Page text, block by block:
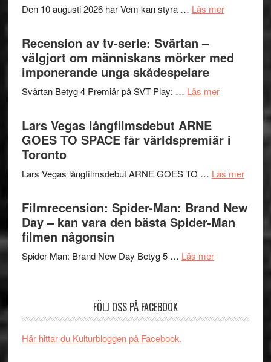
Edge
och
en
i
Den 10 augusti 2026 har Vem kan styra … Läs merom
valet
synas
kan
Recension av tv-serie: Svärtan –
välgjort om människans mörker med
imponerande unga skådespelare
Svärtan Betyg 4 Premiär på SVT Play: … Läs merom
tv-
serie:
–
om
människans
Lars Vegas långfilmsdebut ARNE
GOES TO SPACE får världspremiär i
Toronto
Lars Vegas långfilmsdebut ARNE GOES TO … Läs merom
i
Filmrecension: Spider-Man: Brand New
Day – kan vara den bästa Spider-Man
filmen någonsin
Spider-Man: Brand New Day Betyg 5 … Läs merom
Filmrecension:
FÖLJ OSS PÅ FACEBOOK
Här hittar du Kulturbloggen på Facebook.